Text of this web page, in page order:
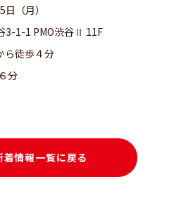
（月）
3-1-1 PMO渋谷Ⅱ 11F
ら徒歩４分
分
着情報一覧に戻る